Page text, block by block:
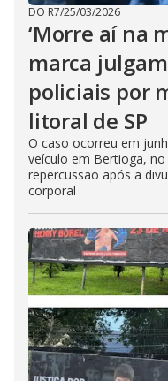
DO R7/25/03/2026
‘Morre aí na
marca
policiais por
litoral de SP
O caso ocorreu em
veículo em Bertioga,
repercussão após a
corporal